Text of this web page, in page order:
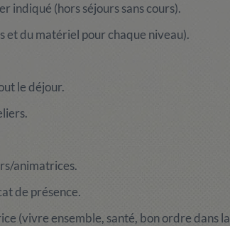
indiqué (hors séjours sans cours).
du matériel pour chaque niveau).
le déjour.
animatrices.
de présence.
(vivre ensemble, santé, bon ordre dans la